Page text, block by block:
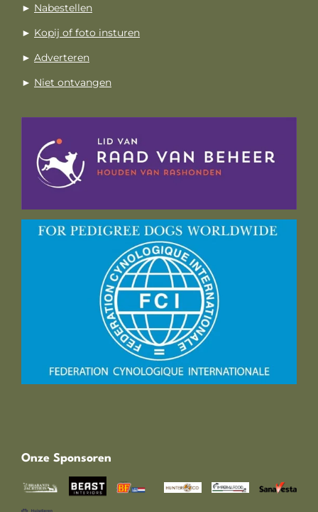
► Nabestellen
► Kopij of foto insturen
► Adverteren
► Niet ontvangen
Onze Sponsoren